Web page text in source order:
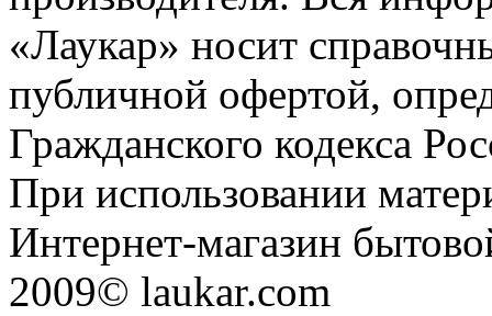
«Лаукар» носит
публичной офертой,
Гражданского кодекса
При использовании
Интернет-магазин
2009© laukar.com